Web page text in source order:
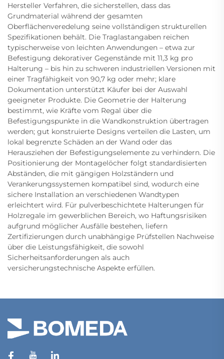
Hersteller Verfahren, die sicherstellen, dass das
Grundmaterial während der gesamten
Oberflächenveredelung seine vollständigen strukturellen
Spezifikationen behält. Die Traglastangaben reichen
typischerweise von leichten Anwendungen – etwa zur
Befestigung dekorativer Gegenstände mit 11,3 kg pro
Halterung – bis hin zu schweren industriellen Versionen mit
einer Tragfähigkeit von 90,7 kg oder mehr; klare
Dokumentation unterstützt Käufer bei der Auswahl
geeigneter Produkte. Die Geometrie der Halterung
bestimmt, wie Kräfte vom Regal über die
Befestigungspunkte in die Wandkonstruktion übertragen
werden; gut konstruierte Designs verteilen die Lasten, um
lokal begrenzte Schäden an der Wand oder das
Herausziehen der Befestigungselemente zu verhindern. Die
Positionierung der Montagelöcher folgt standardisierten
Abständen, die mit gängigen Holzständern und
Verankerungssystemen kompatibel sind, wodurch eine
sichere Installation an verschiedenen Wandtypen
erleichtert wird. Für pulverbeschichtete Halterungen für
Holzregale im gewerblichen Bereich, wo Haftungsrisiken
aufgrund möglicher Ausfälle bestehen, liefern
Zertifizierungen durch unabhängige Prüfstellen Nachweise
über die Leistungsfähigkeit, die sowohl
Sicherheitsanforderungen als auch
versicherungstechnische Aspekte erfüllen.